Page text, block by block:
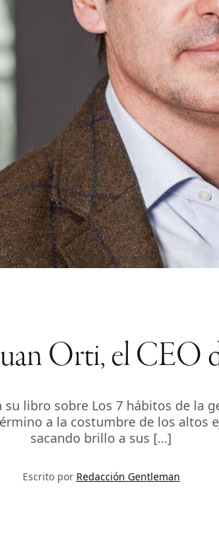
Orti, el CEO
libro sobre Los 7 hábitos de la
a la costumbre de los
sacando brillo a sus […]
Escrito por Redacción Gentleman